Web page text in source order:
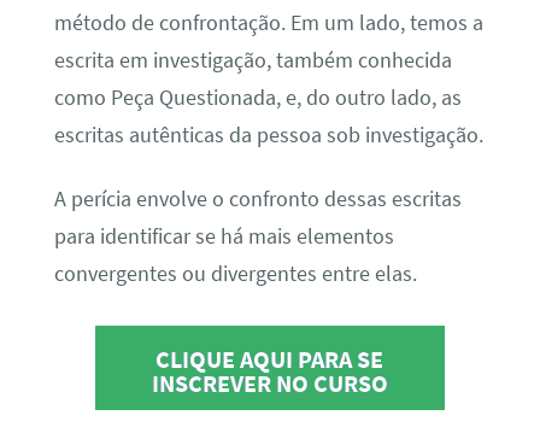
método de confrontação. Em um lado, temos a
escrita em investigação, também conhecida
como Peça Questionada, e, do outro lado, as
escritas autênticas da pessoa sob investigação.
A perícia envolve o confronto dessas escritas
para identificar se há mais elementos
convergentes ou divergentes entre elas.
CLIQUE AQUI PARA SE
INSCREVER NO CURSO